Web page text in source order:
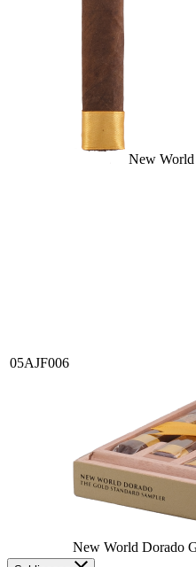
New World
05AJF006
New World Dorado